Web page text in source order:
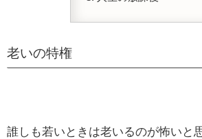
老いの特権
誰しも若いときは老いるのが怖いと